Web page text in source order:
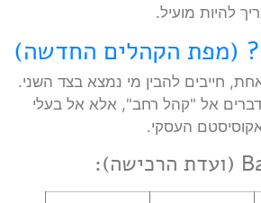
להיות מועיל.
(מפת הקהלים החדשה)
חייבים להבין מי נמצא בצד השני.
לא מדברים אל "קהל רחב", אלא אל בעלי
העסקי.